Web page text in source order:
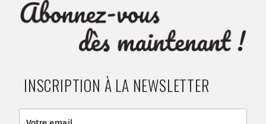
INSCRIPTION À LA NEWSLETTER